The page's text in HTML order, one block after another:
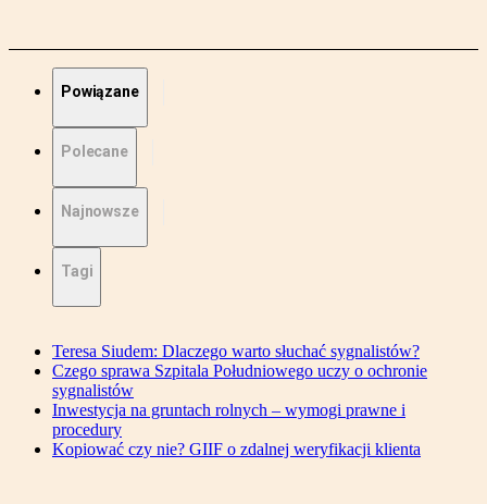
Powiązane
Polecane
Najnowsze
Tagi
Teresa Siudem: Dlaczego warto słuchać sygnalistów?
Czego sprawa Szpitala Południowego uczy o ochronie
sygnalistów
Inwestycja na gruntach rolnych – wymogi prawne i
procedury
Kopiować czy nie? GIIF o zdalnej weryfikacji klienta